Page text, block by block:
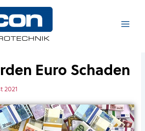
Euro Schaden
2021